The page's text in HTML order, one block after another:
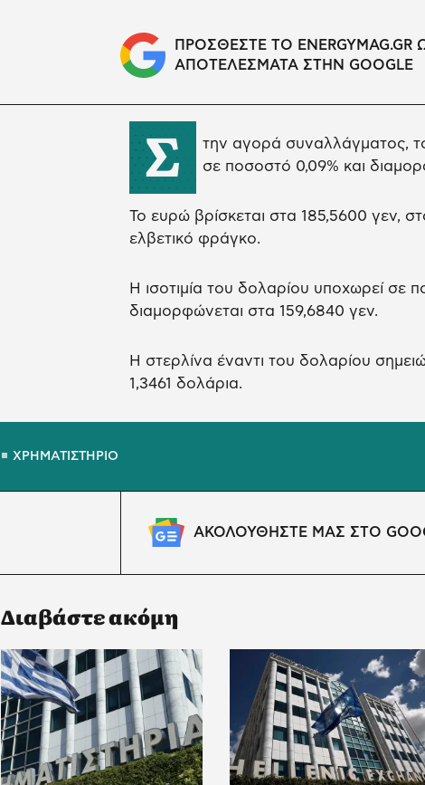
ΠΡΟΣΘΕΣΤΕ ΤΟ
ΑΠΟΤΕΛΕΣΜΑΤΑ ΣΤΗΝ GOOGLE
Σ
την αγορά συναλλάγματος,
σε ποσοστό 0,09% και
Το ευρώ βρίσκεται στα 185,5600 γεν,
ελβετικό φράγκο.
Η ισοτιμία του δολαρίου υποχωρεί σε
διαμορφώνεται στα 159,6840 γεν.
Η στερλίνα έναντι του δολαρίου
1,3461 δολάρια.
ΧΡΗΜΑΤΙΣΤΗΡΙΟ
ΑΚΟΛΟΥΘΗΣΤΕ ΜΑΣ ΣΤΟ
Διαβάστε ακόμη